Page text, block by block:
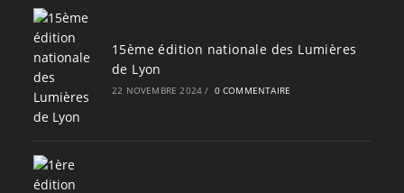
15ème édition nationale des Lumières
de Lyon
22 NOVEMBRE 2024 / 0 COMMENTAIRE